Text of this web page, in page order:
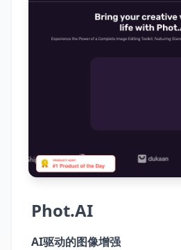
Phot.AI
AI驱动的图像增强